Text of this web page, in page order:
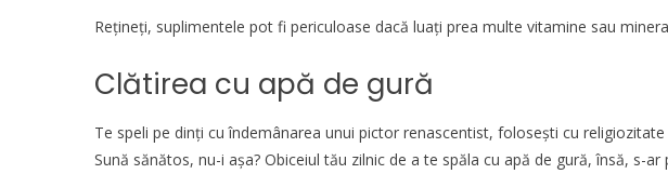
Rețineți, suplimentele pot fi periculoase dacă luați prea multe vitamine sau
Clătirea cu apă de gură
Te speli pe dinți cu îndemânarea unui pictor renascentist, folosești cu
Sună sănătos, nu-i așa? Obiceiul tău zilnic de a te spăla cu apă de gură, însă, s-